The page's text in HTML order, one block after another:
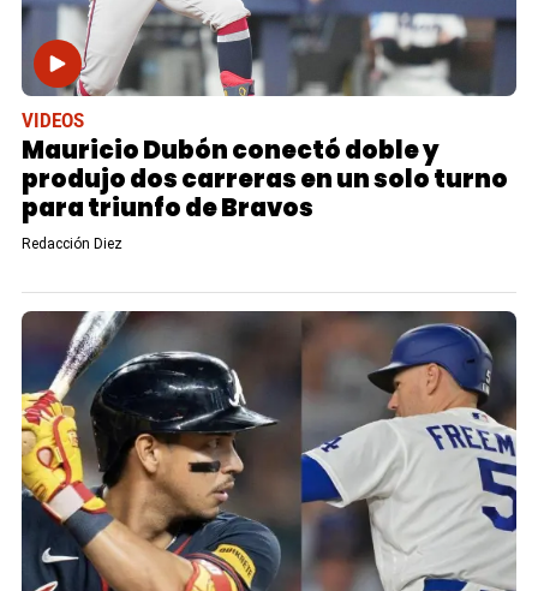
VIDEOS
Mauricio Dubón conectó doble y
produjo dos carreras en un solo turno
para triunfo de Bravos
Redacción Diez